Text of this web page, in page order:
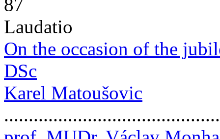
87
Laudatio
On the occasion of the
DSc
Karel Matoušovic